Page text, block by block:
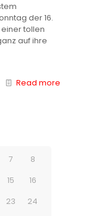
der 16.
tollen
auf ihre
Read more
7
8
15
16
23
24